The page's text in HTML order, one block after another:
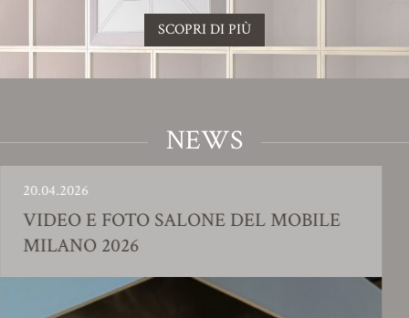
SCOPRI DI PIÙ
NEWS
FOTO SALONE DEL MOBILE
2026